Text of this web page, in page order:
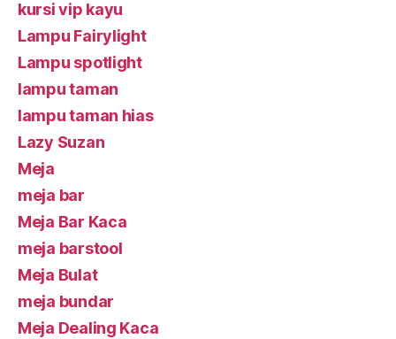
kursi vip kayu
Lampu Fairylight
Lampu spotlight
lampu taman
lampu taman hias
Lazy Suzan
Meja
meja bar
Meja Bar Kaca
meja barstool
Meja Bulat
meja bundar
Meja Dealing Kaca